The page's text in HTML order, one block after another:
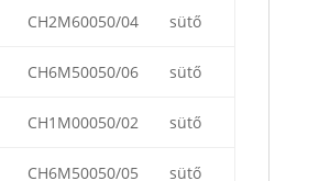
CH2M60050/04 sütő
CH6M50050/06 sütő
CH1M00050/02 sütő
CH6M50050/05 sütő